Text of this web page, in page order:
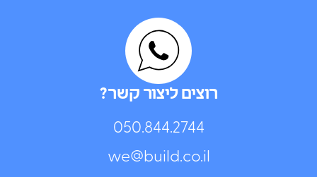
רוצים ליצור קשר?
050.844.2744⁩
we@build.co.il